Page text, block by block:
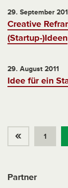
29. September
Creative
(Startup-)Ideen
29. August 2011
Idee für ein
« 1
Partner